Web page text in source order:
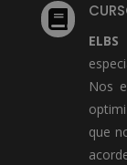

ELBS
Nos
que